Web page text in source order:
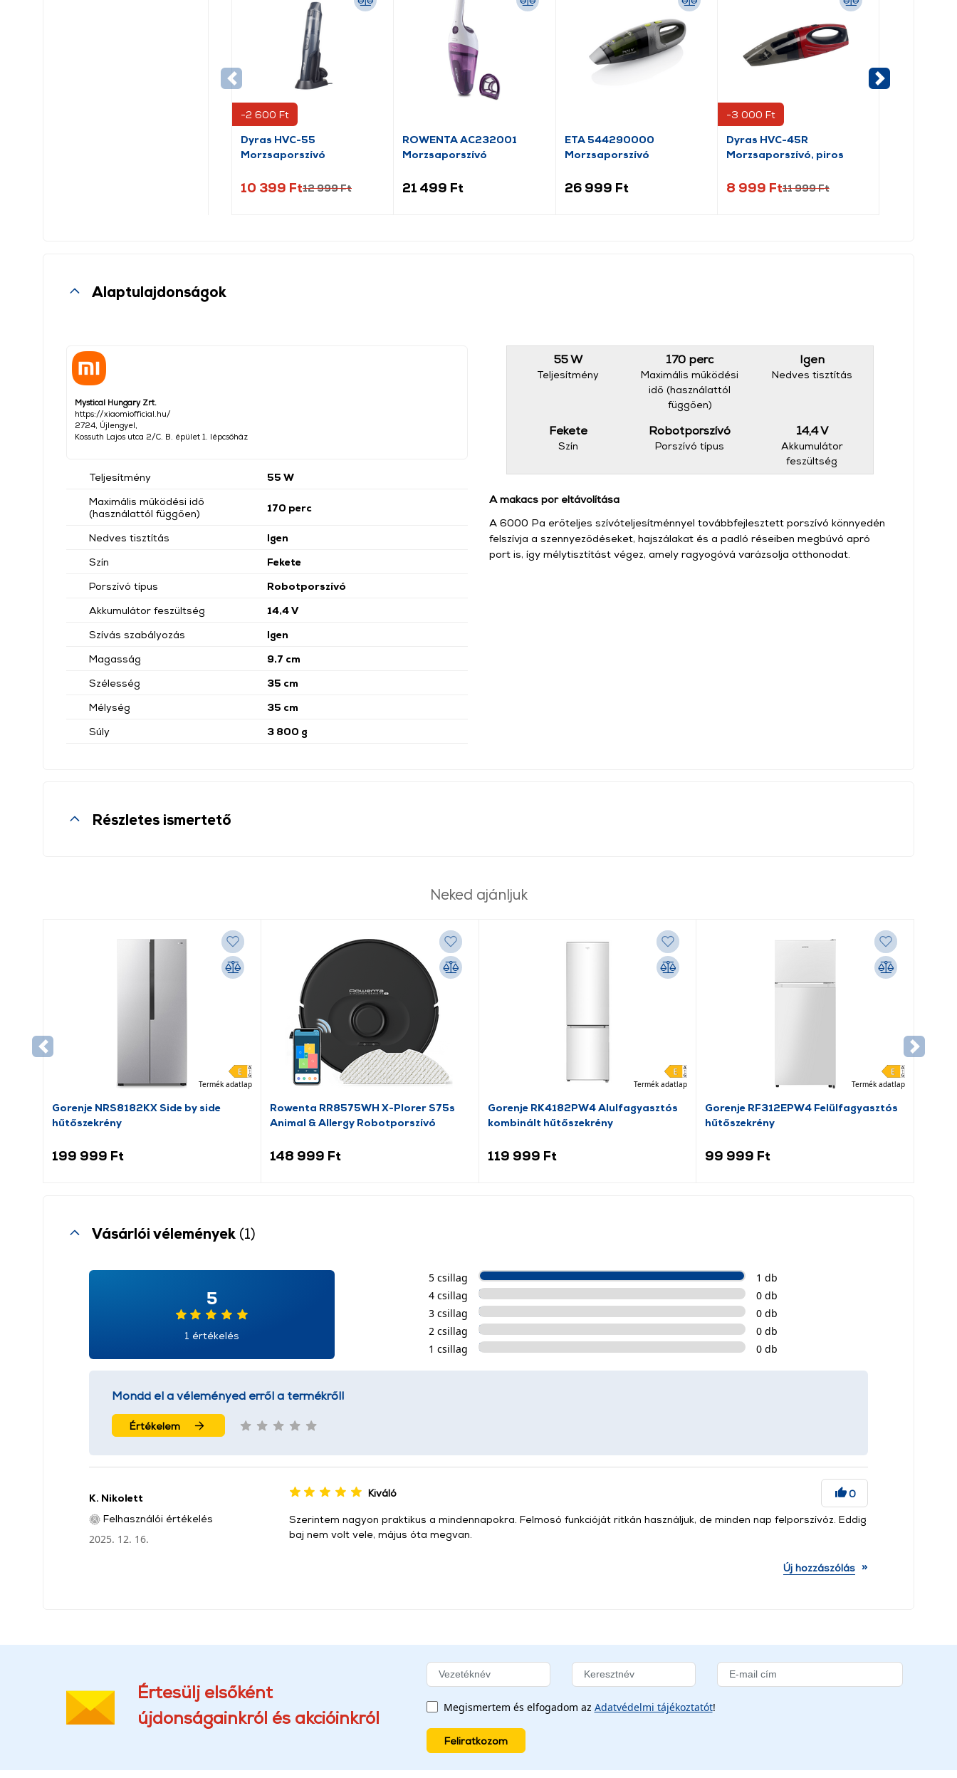
-2 600 Ft
Dyras HVC-55
Morzsaporszívó
10 399 Ft12 999 Ft
ROWENTA AC232001
Morzsaporszívó
21 499 Ft
ETA 544290000
Morzsaporszívó
26 999 Ft
-3 000 Ft
Dyras HVC-45R
Morzsaporszívó, piros
8 999 Ft11 999 Ft
Alaptulajdonságok
Mystical Hungary Zrt.
https://xiaomiofficial.hu/
2724, Újlengyel,
Kossuth Lajos utca 2/C. B. épület 1. lépcsőház
Teljesítmény
55 W
Maximális működési idő
(használattól függően)
170 perc
Nedves tisztítás
Igen
Szín
Fekete
Porszívó típus
Robotporszívó
Akkumulátor feszültség
14,4 V
Szívás szabályozás
Igen
Magasság
9,7 cm
Szélesség
35 cm
Mélység
35 cm
Súly
3 800 g
55 W
Teljesítmény
170 perc
Maximális működési
idő (használattól
függően)
Igen
Nedves tisztítás
Fekete
Szín
Robotporszívó
Porszívó típus
14,4 V
Akkumulátor
feszültség
A makacs por eltávolítása
A 6000 Pa erőteljes szívóteljesítménnyel továbbfejlesztett porszívó könnyedén
felszívja a szennyeződéseket, hajszálakat és a padló réseiben megbúvó apró
port is, így mélytisztítást végez, amely ragyogóvá varázsolja otthonodat.
Részletes ismertető
Neked ajánljuk
Termék adatlap
Gorenje NRS8182KX Side by side
hűtőszekrény
199 999 Ft
Rowenta RR8575WH X-Plorer S75s
Animal & Allergy Robotporszívó
148 999 Ft
Termék adatlap
Gorenje RK4182PW4 Alulfagyasztós
kombinált hűtőszekrény
119 999 Ft
Termék adatlap
Gorenje RF312EPW4 Felülfagyasztós
hűtőszekrény
99 999 Ft
Vásárlói vélemények (1)
5
1 értékelés
5 csillag
1 db
4 csillag
0 db
3 csillag
0 db
2 csillag
0 db
1 csillag
0 db
Mondd el a véleményed erről a termékről!
Értékelem
K. Nikolett
Felhasználói értékelés
2025. 12. 16.
Kiváló 0
Szerintem nagyon praktikus a mindennapokra. Felmosó funkcióját ritkán használjuk, de minden nap felporszívóz. Eddig
baj nem volt vele, május óta megvan.
Új hozzászólás »
Értesülj elsőként
újdonságainkról és akcióinkról
Megismertem és elfogadom az Adatvédelmi tájékoztatót!
Feliratkozom